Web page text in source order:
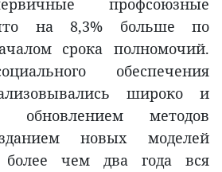
профсоюзные
что на 8,3% больше по
срока полномочий.
обеспечения
широко и
обновлением методов
новых моделей
чем два года вся